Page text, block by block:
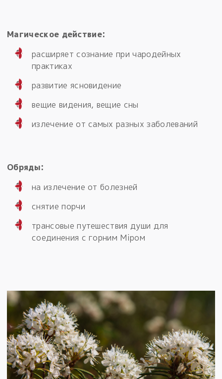
Магическое действие:
расширяет сознание при чародейных
практиках
развитие ясновидение
вещие видения, вещие сны
излечение от самых разных заболеваний
Обряды:
на излечение от болезней
снятие порчи
трансовые путешествия души для
соединения с горним Мiром